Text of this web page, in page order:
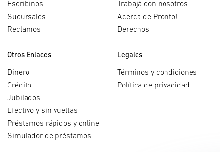
Escribinos
Sucursales
Reclamos
Trabajá con nosotros
Acerca de Pronto!
Derechos
Otros Enlaces
Dinero
Crédito
Jubilados
Efectivo y sin vueltas
Préstamos rápidos y online
Simulador de préstamos
Legales
Términos y condiciones
Política de privacidad